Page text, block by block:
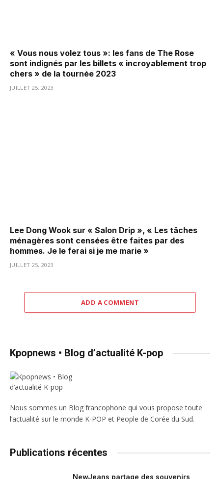
« Vous nous volez tous »: les fans de The Rose
sont indignés par les billets « incroyablement trop
chers » de la tournée 2023
JUILLET 25, 2023
Lee Dong Wook sur « Salon Drip », « Les tâches
ménagères sont censées être faites par des
hommes. Je le ferai si je me marie »
JUILLET 25, 2023
ADD A COMMENT
Kpopnews • Blog d’actualité K-pop
Nous sommes un Blog francophone qui vous propose toute
l’actualité sur le monde K-POP et People de Corée du Sud.
Publications récentes
NewJeans partage des souvenirs